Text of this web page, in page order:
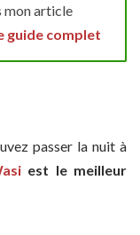
mon article
guide complet
passer la nuit à
est le meilleur